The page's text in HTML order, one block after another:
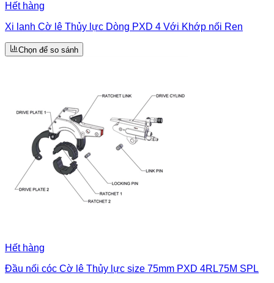
Hết hàng
Xi lanh Cờ lê Thủy lực Dòng PXD 4 Với Khớp nối Ren
Chọn để so sánh
Hết hàng
Đầu nối cóc Cờ lê Thủy lực size 75mm PXD 4RL75M SPL